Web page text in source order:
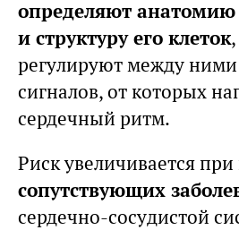
определяют анатомию
и структуру его клеток
регулируют между
сигналов, от которых
сердечный ритм.
Риск увеличивается
сопутствующих
сердечно-сосудистой